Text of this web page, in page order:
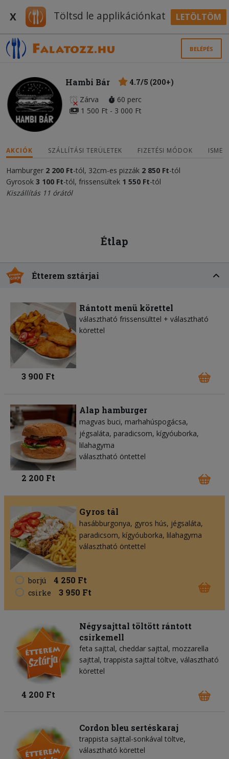
X Töltsd le applikációnkat LETÖLTÖM
BELÉPÉS
Hambi Bár
4.7/5 (200+)
Zárva
60 perc
1 500 Ft - 3 000 Ft
AKCIÓK SZÁLLÍTÁSI TERÜLETEK FIZETÉSI MÓDOK
Hamburger 2 200 Ft-tól, 32cm-es pizzák 2 850 Ft-tól
Gyrosok 3 100 Ft-tól, frissensültek 1 550 Ft-tól
Kiszállítás 11 órától
Étlap
Étterem sztárjai
Rántott menü körettel
választható frissensülttel + választható
körettel
3 900 Ft
Alap hamburger
magvas buci marhahúspogácsa
jégsaláta paradicsom kígyóuborka
lilahagyma
választható öntettel
2 200 Ft
Gyros tál
hasábburgonya gyros hús jégsaláta
paradicsom kígyóuborka lilahagyma
választható öntettel
borjú 4 250 Ft
csirke 3 950 Ft
Négysajttal töltött rántott
csirkemell
feta sajttal, cheddar sajttal, mozzarella
sajttal, trappista sajttal töltve, választható
körettel
4 200 Ft
Cordon bleu sertéskaraj
trappista sajttal-sonkával töltve,
választható körettel